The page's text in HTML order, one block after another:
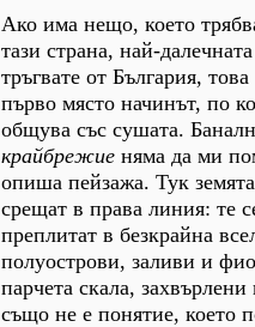
Ако има нещо, което
тази страна, най-
тръгвате от България,
първо място начинът, по
общува със сушата.
крайбрежие няма да ми
опиша пейзажа. Тук
срещат в права линия: те
преплитат в безкрайна
полуострови, заливи и
парчета скала,
също не е понятие, което